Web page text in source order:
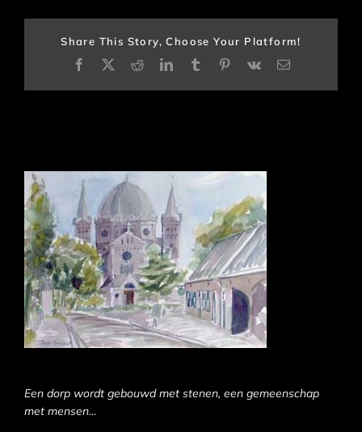
Share This Story, Choose Your Platform!
Facebook
X RedditLinkedInTumblrPinterest
Vk
E-
Een dorp wordt gebouwd met stenen, een gemeenschap
met mensen…